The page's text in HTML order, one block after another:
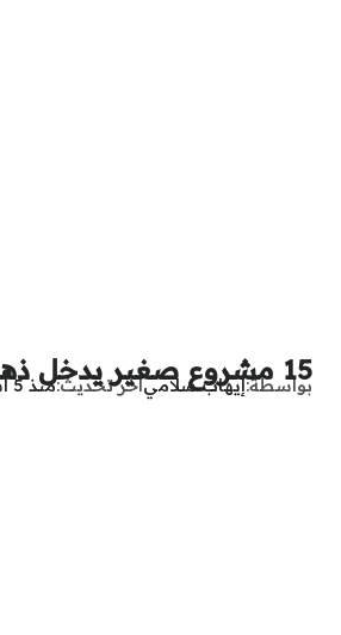
15 مشروع صغير يدخل ذهب 2026
بواسطةإيهاب سلاميآخر تحديثمنذ 5 أشهر